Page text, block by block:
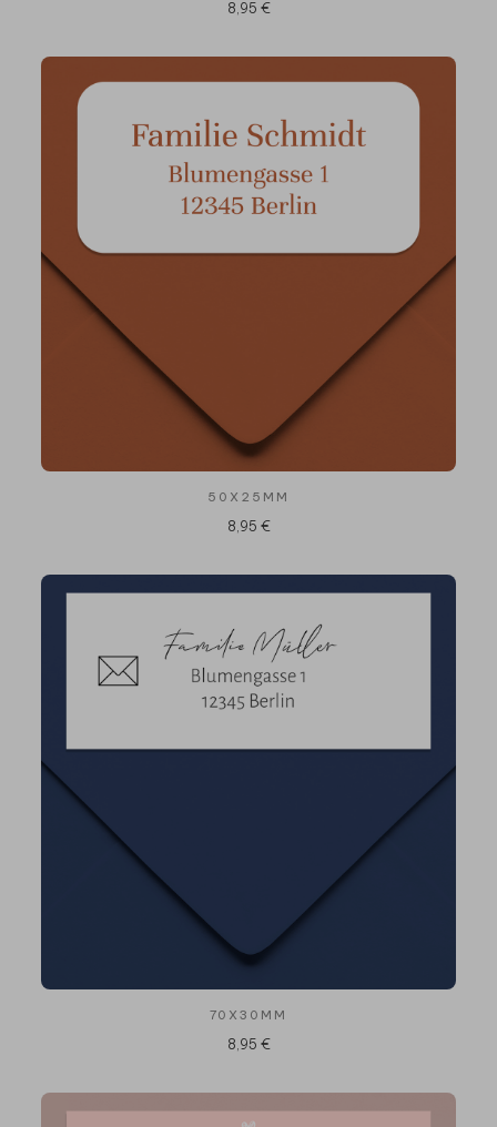
8,95 €
50X25MM
8,95 €
70X30MM
8,95 €